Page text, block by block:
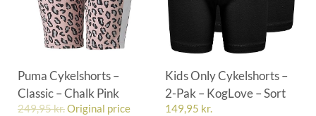
Puma Cykelshorts –
Classic – Chalk Pink
249,95kr.Original price
Kids Only Cykelshorts –
2-Pak – KogLove – Sort
149,95 kr.